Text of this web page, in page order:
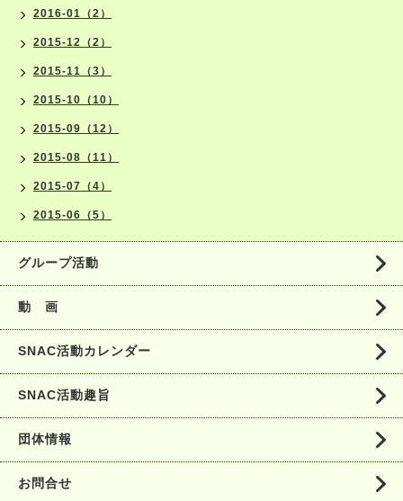
2016-01（2）
2015-12（2）
2015-11（3）
2015-10（10）
2015-09（12）
2015-08（11）
2015-07（4）
2015-06（5）
グループ活動
動 画
SNAC活動カレンダー
SNAC活動趣旨
団体情報
お問合せ